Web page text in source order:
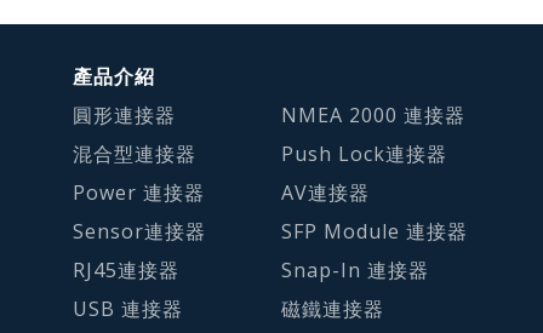
產品介紹
圓形連接器
混合型連接器
Power 連接器
Sensor連接器
RJ45連接器
USB 連接器
NMEA 2000 連接器
Push Lock連接器
AV連接器
SFP Module 連接器
Snap-In 連接器
磁鐵連接器